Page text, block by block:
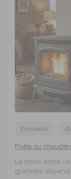
Conseils
Poêle ou
Le choix entre
granulés